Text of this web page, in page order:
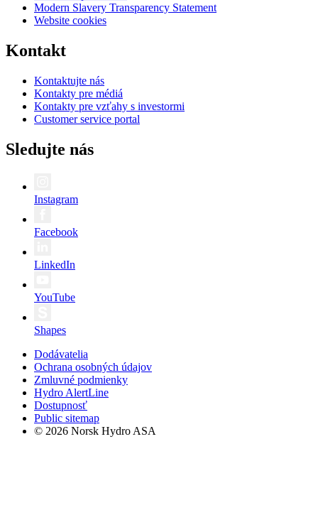
Modern Slavery Transparency Statement
Website cookies
Kontakt
Kontaktujte nás
Kontakty pre médiá
Kontakty pre vzťahy s investormi
Customer service portal
Sledujte nás
Instagram
Facebook
LinkedIn
YouTube
Shapes
Dodávatelia
Ochrana osobných údajov
Zmluvné podmienky
Hydro AlertLine
Dostupnosť
Public sitemap
© 2026 Norsk Hydro ASA